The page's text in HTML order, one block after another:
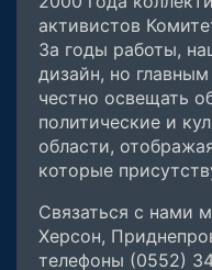
активистов
За годы работы,
дизайн, но
честно освещать
политические и
области,
которые
Связаться с нами
Херсон,
телефоны (0552)